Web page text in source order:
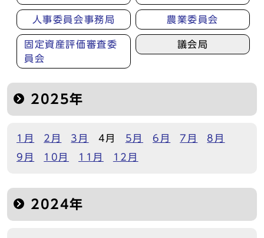
人事委員会事務局 農業委員会
固定資産評価審査委
員会
議会局
2025年
1月 2月 3月 4月 5月 6月 7月
8月
9月
10月 11月 12月
2024年